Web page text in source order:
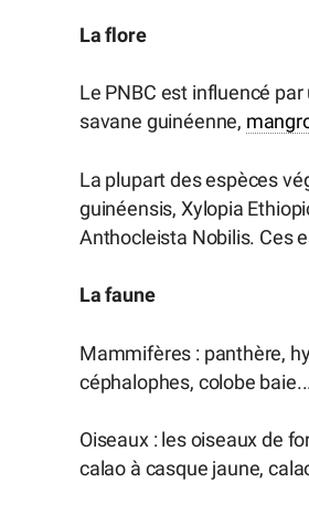
La flore
Le PNBC est influencé
savane guinéenne,
La plupart des espèces
guinéensis, Xylopia
Anthocleista Nobilis. Ces
La faune
Mammifères : panthère,
céphalophes, colobe baie...
Oiseaux : les oiseaux de
calao à casque jaune,